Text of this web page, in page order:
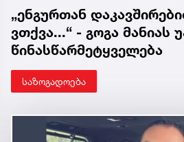
„ენგურთან
ვთქვა...“ - გოგა მანიას
წინასწარმეტყველება
საზოგადოება